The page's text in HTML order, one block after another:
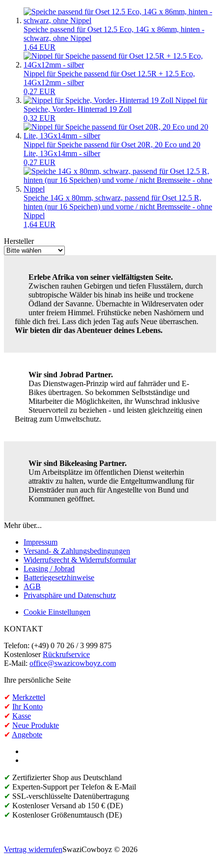
Speiche passend für Oset 12.5 Eco, 14G x 86mm, hinten -
schwarz, ohne Nippel
1,64 EUR
Nippel für Speiche passend für Oset 12.5R + 12.5 Eco,
14Gx12mm - silber
0,27 EUR
Nippel für
Speiche, Vorder- Hinterrad 19 Zoll
0,32 EUR
Nippel für Speiche passend für Oset 20R, 20 Eco und 20
Lite, 13Gx14mm - silber
0,27 EUR
Speiche 14G x 80mm, schwarz, passend für Oset 12.5 R,
hinten (nur 16 Speichen) und vorne / nicht Bremsseite - ohne
Nippel
1,64 EUR
Hersteller
Erlebe Afrika von seiner vielfältigsten Seite.
Zwischen rauhen Gebirgen und tiefen Flusstälern, durch
subtropische Wälder bis hinab ins heiße und trockene
Ödland der Savanne. Übernachte in Wildreservaten oder
unter freiem Himmel. Frühstücke neben Nashörnern und
fühle dich frei. Lass dich jeden Tag aufs Neue überraschen.
Wir bieten dir das Abenteuer deines Lebens.
Wir sind Jobrad Partner.
Das Dienstwagen-Prinzip wird auf fahrräder und E-
Bikes übertragen. So bekommen Selbstständige und
Mitarbeiter die Möglichkeiten, ihr Wunschrad inklusive
Steuervorteil zu beziehen - und leisten gleichzeitig einen
Beitrag zum Umweltschutz.
Wir sind Bikeleasing Partner.
Um Arbeitsplätze im öffentlichen Dienst weiterhin
attraktiv zu halten, wurde die Entgeltumwandlung für
Diensträder nun auch für Angestellte von Bund und
Kommunen geöffnet.
Mehr über...
Impressum
Versand- & Zahlungsbedingungen
Widerrufsrecht & Widerrufsformular
Leasing / Jobrad
Batteriegesetzhinweise
AGB
Privatsphäre und Datenschutz
Cookie Einstellungen
KONTAKT
Telefon: (+49) 0 70 26 / 3 999 875
KostenloserRückrufservice
E-Mail: office@swazicowboyz.com
Ihre persönliche Seite
✔ Merkzettel
✔ Ihr Konto
✔ Kasse
✔ Neue Produkte
✔ Angebote
✔ Zertifizierter Shop aus Deutschland
✔ Experten-Support per Telefon & E-Mail
✔ SSL-verschlüsselte Datenübertragung
✔ Kostenloser Versand ab 150 € (DE)
✔ Kostenloser Größenumtausch (DE)
Vertrag widerrufenSwaziCowboyz © 2026